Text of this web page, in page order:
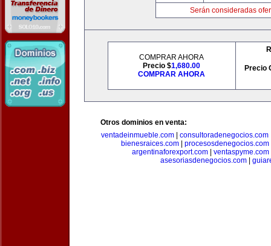
Serán consideradas
COMPRAR AHORA
Precio $1,680.00
COMPRAR AHORA
Precio
Otros dominios en venta:
ventadeinmueble.com| consultoradenegocios.com
bienesraices.com
procesosdenegocios.com
argentinaforexport.com| ventaspyme.com
asesoriasdenegocios.com|